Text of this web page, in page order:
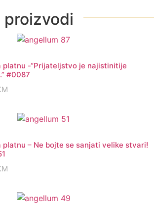
proizvodi
platnu -“Prijateljstvo je najistinitije
#0087
– Ne bojte se sanjati velike stvari!